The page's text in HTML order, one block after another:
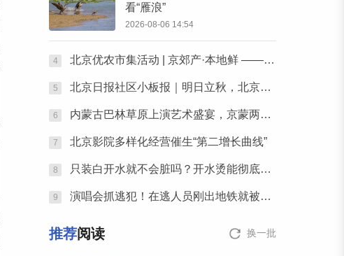
看“雁浪”
2026-08-06 14:54
4 北京优农市集活动 | 京郊产·本地鲜 ——本周六，去朝阳公园“鲜”起来！
5 北京日报社区小板报｜明日立秋，北京还要热多久？
6 内蒙古巴林草原上演艺术盛宴，京蒙两地艺术家携手为人民歌唱
7 北京影院多样化经营催生“第二增长曲线”
8 只装白开水就不会脏吗？开水烫能彻底杀菌吗？感控专家详解“吸管杯”藏菌真相｜都视频·热观察
9 演唱会抓逃犯！在逃人员刚出地铁就被逮住
推荐阅读 换一批